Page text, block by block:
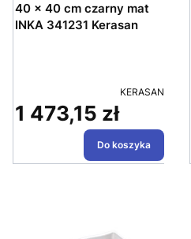
40 x 40 cm czarny mat
INKA 341231 Kerasan
PRODUCENT
KERASAN
Cena
1 473,15 zł
Do koszyka